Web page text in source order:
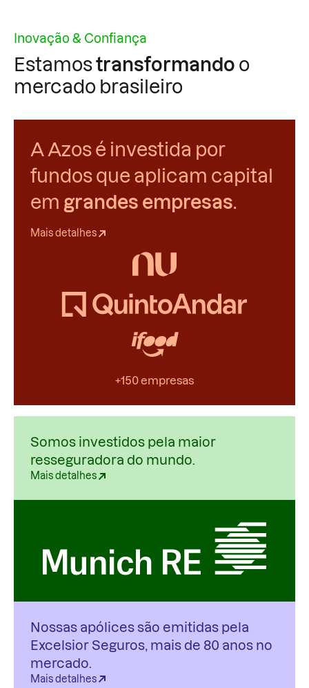
Inovação & Confiança
Estamostransformando o
mercado brasileiro
A Azos é investida por
fundos que aplicam capital
em grandes empresas.
Mais detalhes
+150 empresas
Somos investidos pela maior
resseguradora do mundo.
Mais detalhes
Nossas apólices são emitidas pela
Excelsior Seguros, mais de 80 anos no
mercado.
Mais detalhes